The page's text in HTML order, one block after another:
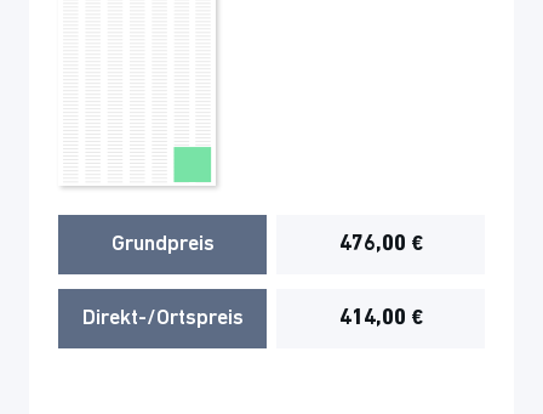
Grundpreis 476,00 €
Direkt-/Ortspreis 414,00 €